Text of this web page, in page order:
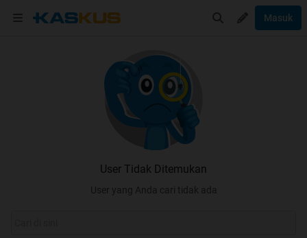
Masuk
User Tidak Ditemukan
User yang Anda cari tidak ada